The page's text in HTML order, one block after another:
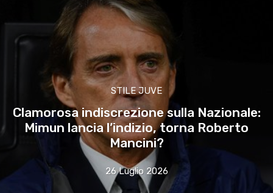
STILE JUVE
Clamorosa indiscrezione sulla Nazionale:
Mimun lancia l’indizio, torna Roberto
Mancini?
26 Luglio 2026